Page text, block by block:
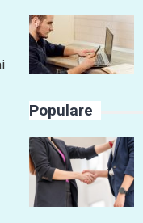
Populare